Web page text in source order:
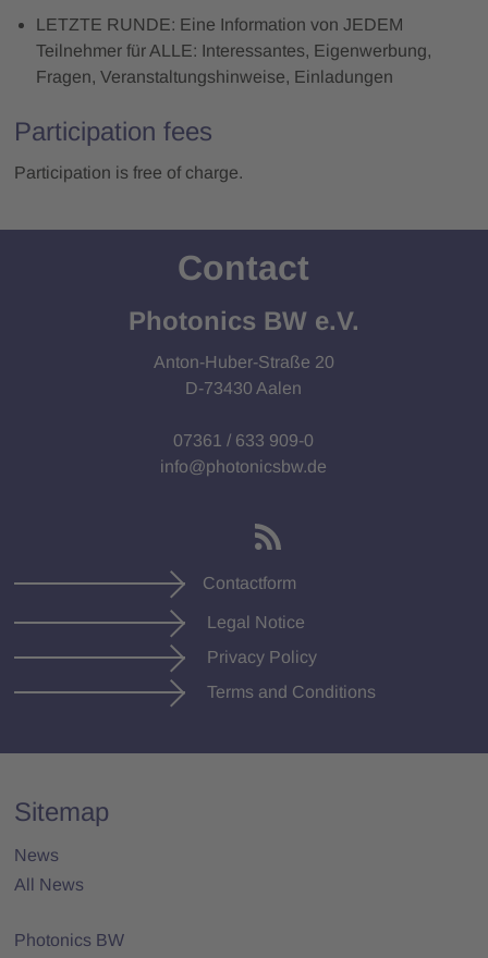
LETZTE RUNDE: Eine Information von JEDEM
Teilnehmer für ALLE: Interessantes, Eigenwerbung,
Fragen, Veranstaltungshinweise, Einladungen
Participation fees
Participation is free of charge.
Contact
Photonics BW e.V.
Anton-Huber-Straße 20
D-73430 Aalen
07361 / 633 909-0
info@photonicsbw.de
Contactform
Legal Notice
Privacy Policy
Terms and Conditions
Sitemap
News
All News
Photonics BW